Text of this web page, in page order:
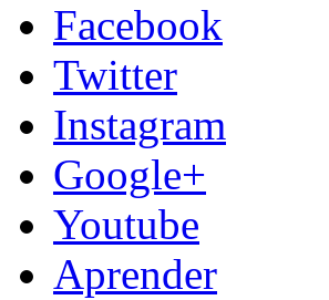
Facebook
Twitter
Instagram
Google+
Youtube
Aprender